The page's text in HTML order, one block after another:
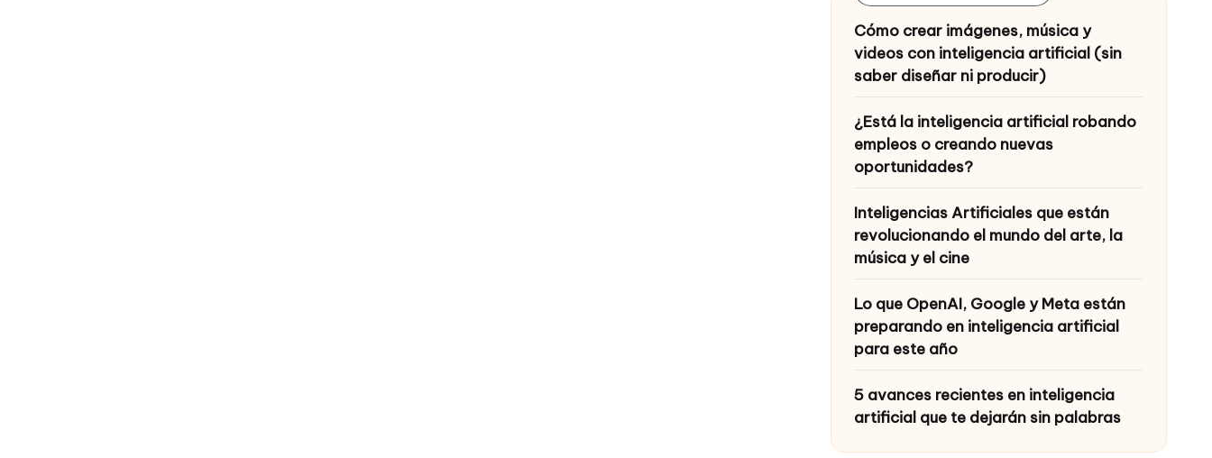
Cómo crear imágenes, música y
videos con inteligencia artificial (sin
saber diseñar ni producir)
¿Está la inteligencia artificial robando
empleos o creando nuevas
oportunidades?
Inteligencias Artificiales que están
revolucionando el mundo del arte, la
música y el cine
Lo que OpenAI, Google y Meta están
preparando en inteligencia artificial
para este año
5 avances recientes en inteligencia
artificial que te dejarán sin palabras